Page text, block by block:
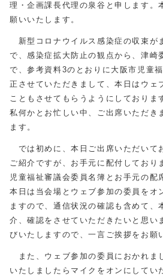
理・企画課長代理の泉谷と申します。
願いいたします。
新型コロナウイルス感染症の収束が
で、感染症拡大防止の観点から、津崎
で、参考資料3のとおりに大阪市児童
正させていただきまして、本日はウェ
こともさせてもらうようにしておりま
私何かとお忙しい中、ご出席いただき
ます。
では初めに、本日ご出席いただいて
ご紹介ですが、お手元に配付しており
児童福祉審議会委員名簿とお手元の配
本日は当会場とウェブ参加の委員をオ
ますので、通信状況の確認も含めて、
介、確認をさせていただきたいと思い
びいたしますので、一言ご挨拶をお願
また、ウェブ参加の委員におかれま
いたしましたらマイクをオンにしてい